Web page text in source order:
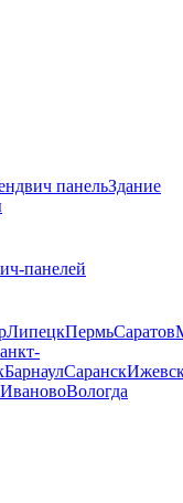
панельЗдание
панелей
ЛипецкПермьСаратов
БарнаулСаранск
ИвановоВологда